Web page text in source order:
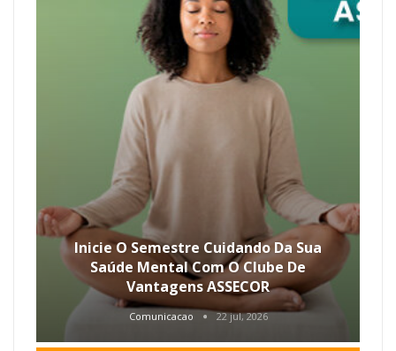
Inicie O Semestre Cuidando Da Sua
Saúde Mental Com O Clube De
Vantagens ASSECOR
Comunicacao 22 jul, 2026